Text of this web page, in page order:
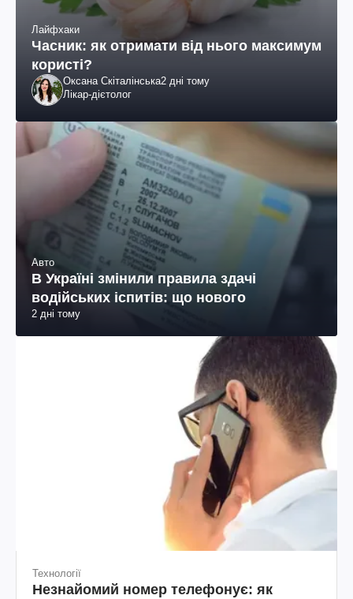
Лайфхаки
Часник: як отримати від нього максимум
користі?
Оксана Скіталінська2 дні тому
Лікар-дієтолог
Авто
В Україні змінили правила здачі
водійських іспитів: що нового
2 дні тому
Технології
Незнайомий номер телефонує: як